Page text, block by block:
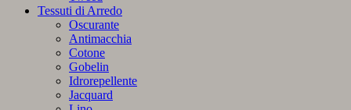
Tessuti di Arredo
Oscurante
Antimacchia
Cotone
Gobelin
Idrorepellente
Jacquard